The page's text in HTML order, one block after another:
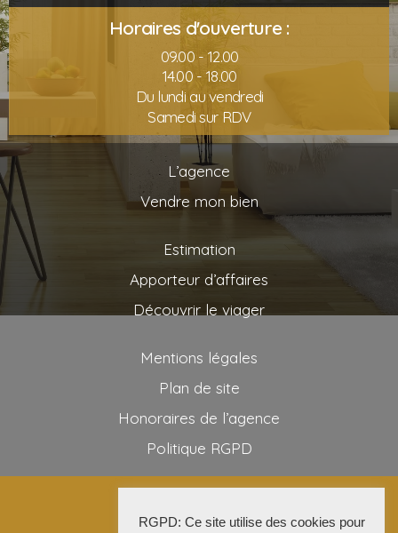
Horaires d'ouverture :
09.00 - 12.00
14.00 - 18.00
Du lundi au vendredi
Samedi sur RDV
L’agence
Vendre mon bien
Estimation
Apporteur d’affaires
Découvrir le viager
Mentions légales
Plan de site
Honoraires de l’agence
Politique RGPD
RGPD: Ce site utilise des cookies pour